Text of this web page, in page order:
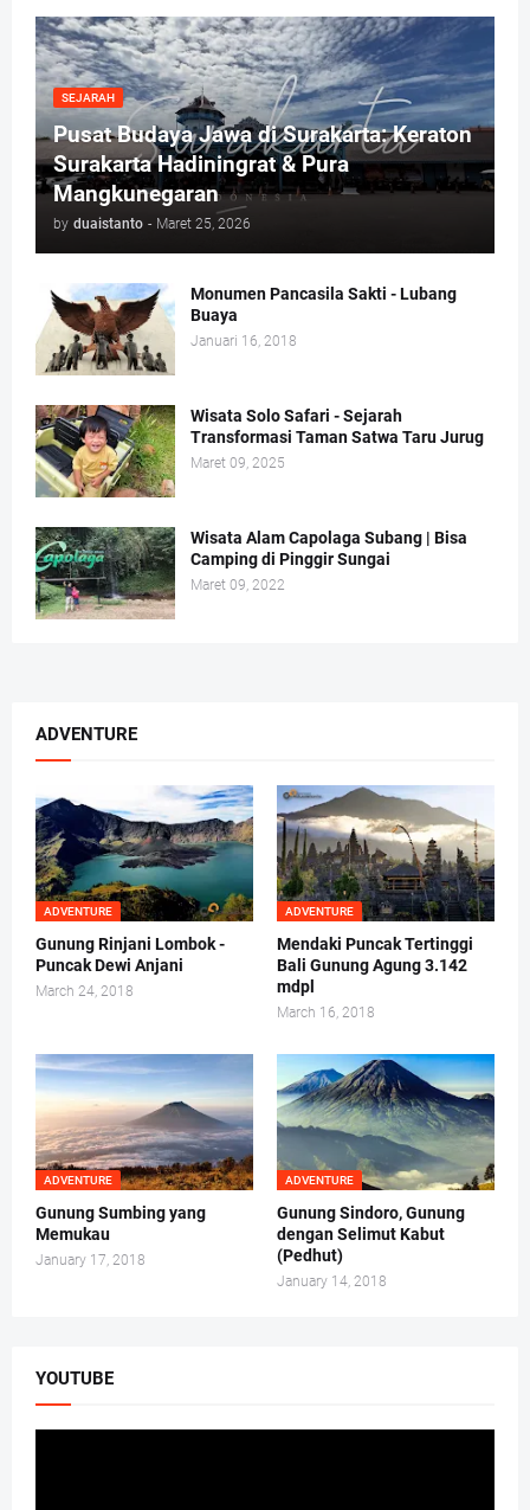
SEJARAH
Pusat Budaya Jawa di Surakarta: Keraton
Surakarta Hadiningrat & Pura
Mangkunegaran
by duaistanto - Maret 25, 2026
Monumen Pancasila Sakti - Lubang
Buaya
Januari 16, 2018
Wisata Solo Safari - Sejarah
Transformasi Taman Satwa Taru Jurug
Maret 09, 2025
Wisata Alam Capolaga Subang | Bisa
Camping di Pinggir Sungai
Maret 09, 2022
ADVENTURE
ADVENTURE
Gunung Rinjani Lombok -
Puncak Dewi Anjani
March 24, 2018
ADVENTURE
Mendaki Puncak Tertinggi
Bali Gunung Agung 3.142
mdpl
March 16, 2018
ADVENTURE
Gunung Sumbing yang
Memukau
January 17, 2018
ADVENTURE
Gunung Sindoro, Gunung
dengan Selimut Kabut
(Pedhut)
January 14, 2018
YOUTUBE